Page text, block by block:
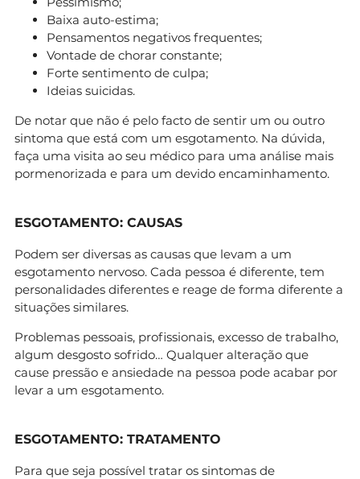
Baixa auto-estima;
Pensamentos negativos frequentes;
Vontade de chorar constante;
Forte sentimento de culpa;
Ideias suicidas.
De notar que não é pelo facto de sentir um ou outro
sintoma que está com um esgotamento. Na dúvida,
faça uma visita ao seu médico para uma análise mais
pormenorizada e para um devido encaminhamento.
ESGOTAMENTO: CAUSAS
Podem ser diversas as causas que levam a um
esgotamento nervoso. Cada pessoa é diferente, tem
personalidades diferentes e reage de forma diferente a
situações similares.
Problemas pessoais, profissionais, excesso de trabalho,
algum desgosto sofrido… Qualquer alteração que
cause pressão e ansiedade na pessoa pode acabar por
levar a um esgotamento.
ESGOTAMENTO: TRATAMENTO
Para que seja possível tratar os sintomas de